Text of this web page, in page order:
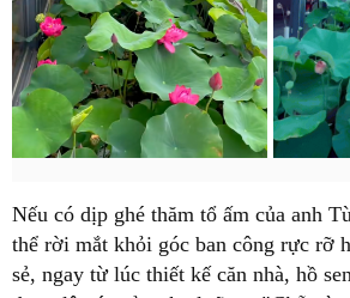
Nếu có dịp ghé thăm tổ ấm của anh
thể rời mắt khỏi góc ban công rực rỡ
sẻ, ngay từ lúc thiết kế căn nhà, hồ